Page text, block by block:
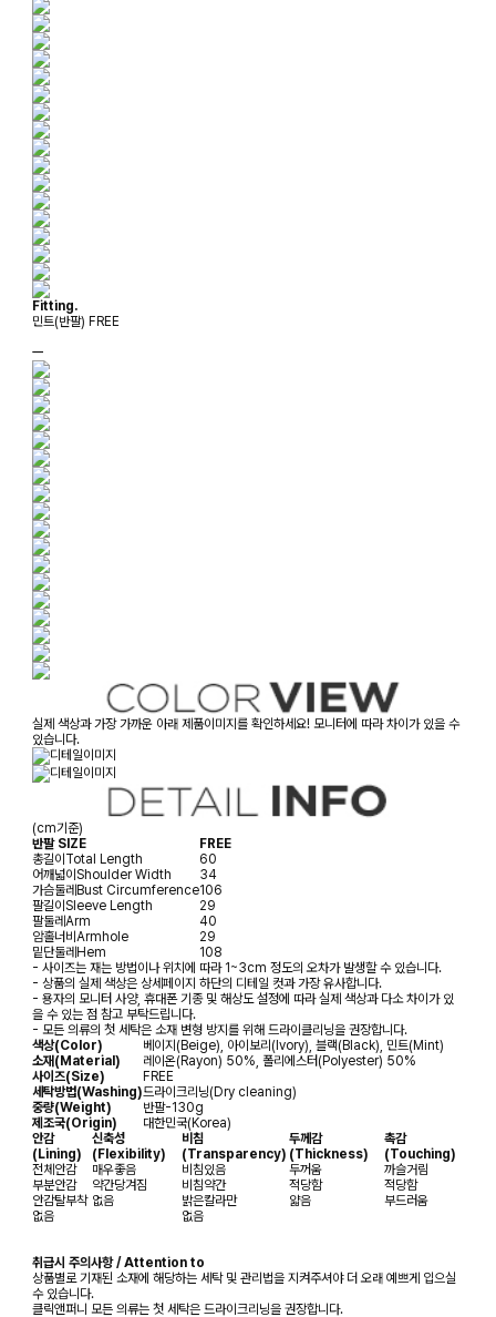
Fitting.
민트(반팔) FREE
ㅡ
실제 색상과 가장 가까운 아래 제품이미지를 확인하세요! 모니터에 따라 차이가 있을 수
있습니다.
(cm기준)
반팔 SIZE
FREE
총길이 Total Length
60
어깨넓이 Shoulder Width
34
가슴둘레 Bust Circumference106
팔길이 Sleeve Length
29
팔둘레 Arm
40
암홀너비 Armhole
29
밑단둘레 Hem
108
- 사이즈는 재는 방법이나 위치에 따라 1~3cm 정도의 오차가 발생할 수 있습니다.
- 상품의 실제 색상은 상세페이지 하단의 디테일 컷과 가장 유사합니다.
- 용자의 모니터 사양, 휴대폰 기종 및 해상도 설정에 따라 실제 색상과 다소 차이가 있
을 수 있는 점 참고 부탁드립니다.
- 모든 의류의 첫 세탁은 소재 변형 방지를 위해 드라이클리닝을 권장합니다.
색상(Color)
베이지(Beige), 아이보리(Ivory), 블랙(Black), 민트(Mint)
소재(Material)
레이온(Rayon) 50%, 폴리에스터(Polyester) 50%
사이즈(Size)
FREE
세탁방법(Washing)드라이크리닝(Dry cleaning)
중량(Weight)
반팔-130g
제조국(Origin)
대한민국(Korea)
안감
(Lining)
신축성
(Flexibility)
비침
(Transparency)
두께감
(Thickness)
촉감
(Touching)
전체안감
매우좋음 비침있음 두꺼움
까슬거림
부분안감
약간당겨짐 비침약간 적당함
적당함
안감탈부착 없음 밝은칼라만 얇음
부드러움
없음
없음
취급시 주의사항 / Attention to
상품별로 기재된 소재에 해당하는 세탁 및 관리법을 지켜주셔야 더 오래 예쁘게 입으실
수 있습니다.
클릭앤퍼니 모든 의류는 첫 세탁은 드라이크리닝을 권장합니다.